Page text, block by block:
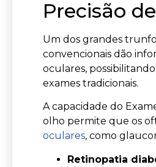
Precisão
Um dos grandes
convencionais dão
oculares,
exames tradicionais.
A capacidade do
olho permite que os
oculares, como
Retinopatia